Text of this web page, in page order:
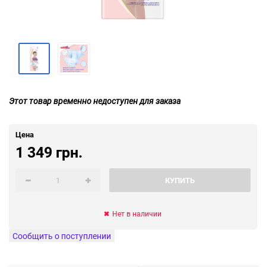
Этот товар временно недоступен для заказа
Цена
1 349 грн.
КУПИТЬ
Нет в наличии
Сообщить о поступлении